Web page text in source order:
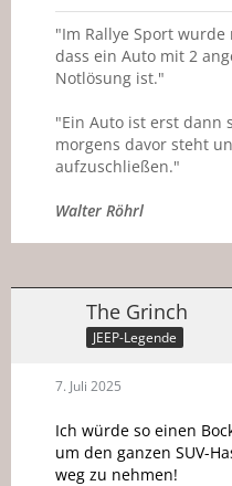
"Im Rallye Sport
dass ein Auto mit 2
Notlösung ist."
"Ein Auto ist erst dann
morgens davor steht
aufzuschließen."
Walter Röhrl
The Grinch
JEEP-Legende
7. Juli 2025
Ich würde so einen
um den ganzen SUV-
weg zu nehmen!